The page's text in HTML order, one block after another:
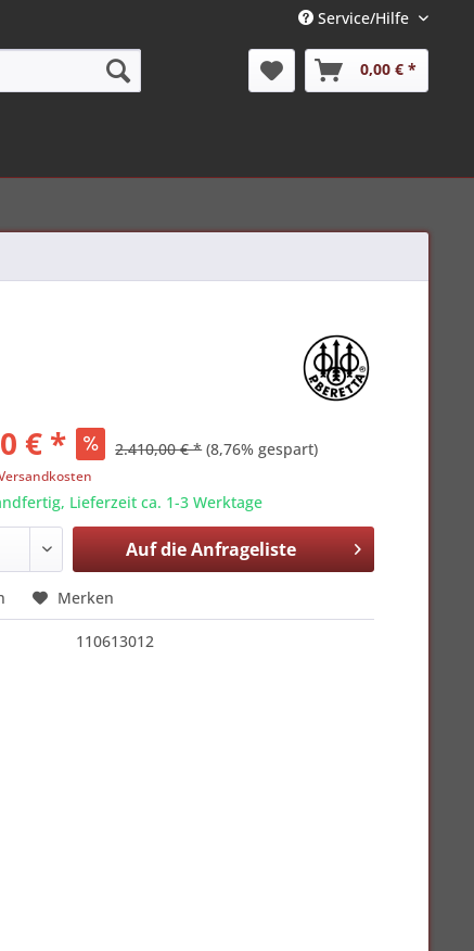
Service/Hilfe
0,00 € *
€ * 2.410,00 € * (8,76% gespart)
Lieferzeit ca. 1-3 Werktage
Auf dieAnfrageliste
Merken
110613012